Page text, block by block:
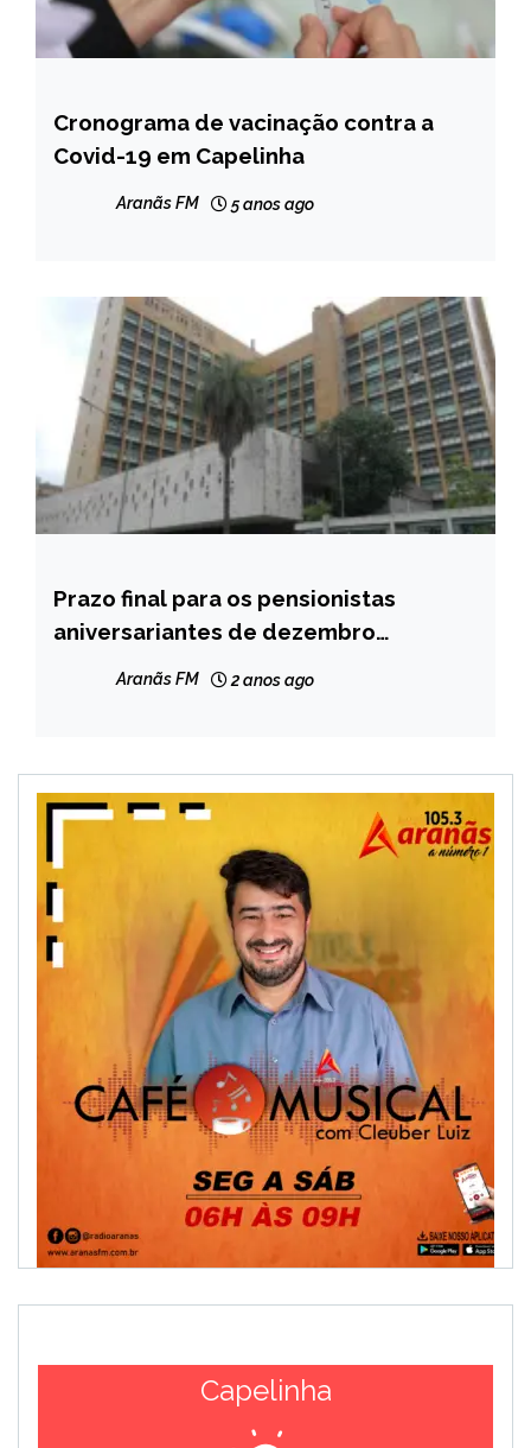
CAPELINHA
NOTÍCIAS
Cronograma de vacinação contra a
Covid-19 em Capelinha
Aranãs FM 5 anos ago
MINAS
GERAIS
NOTÍCIAS
Prazo final para os pensionistas
aniversariantes de dezembro
Aranãs FM 2 anos ago
Capelinha